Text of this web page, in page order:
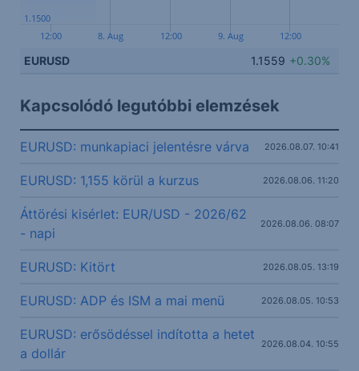
12:00 8. Aug 12:00 9. Aug 12:00
1.1500
EURUSD 1.1559 +0.30%
Kapcsolódó legutóbbi elemzések
EURUSD: munkapiaci jelentésre várva 2026.08.07. 10:41
EURUSD: 1,155 körül a kurzus 2026.08.06. 11:20
Áttörési kisérlet: EUR/USD - 2026/62
- napi
2026.08.06. 08:07
EURUSD: Kitört 2026.08.05. 13:19
EURUSD: ADP és ISM a mai menü 2026.08.05. 10:53
EURUSD: erősödéssel indította a hetet
a dollár
2026.08.04. 10:55